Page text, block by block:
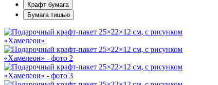
Крафт бумага
Бумага тишью